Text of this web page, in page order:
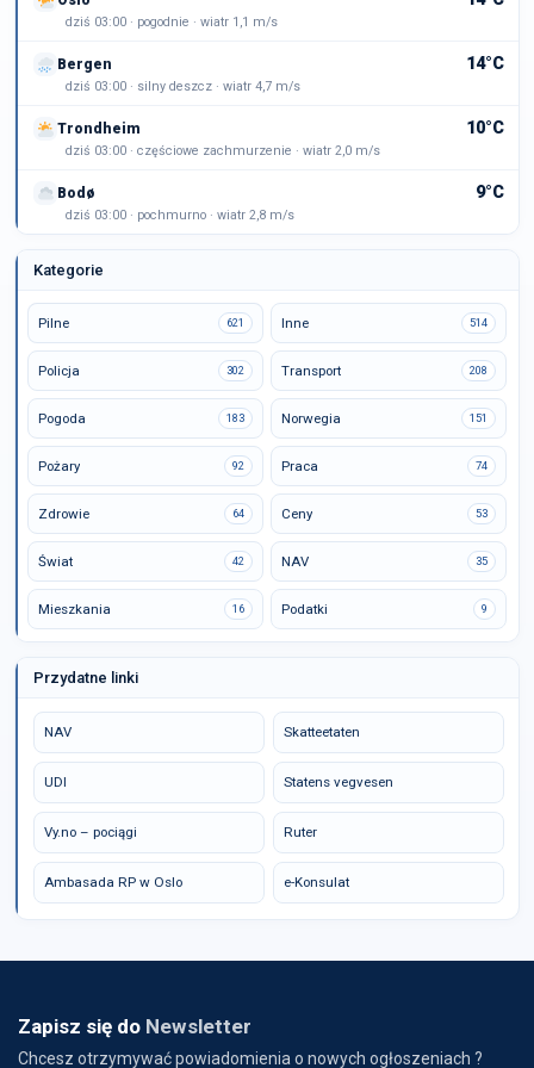
dziś 03:00 · pogodnie · wiatr 1,1 m/s
Bergen 14°C
dziś 03:00 · silny deszcz · wiatr 4,7 m/s
Trondheim 10°C
dziś 03:00 · częściowe zachmurzenie · wiatr 2,0 m/s
Bodø 9°C
dziś 03:00 · pochmurno · wiatr 2,8 m/s
Kategorie
Pilne 621 Inne 514
Policja 302 Transport 208
Pogoda 183 Norwegia 151
Pożary 92 Praca 74
Zdrowie 64 Ceny 53
Świat 42 NAV 35
Mieszkania 16 Podatki 9
Przydatne linki
NAV Skatteetaten
UDI Statens vegvesen
Vy.no – pociągi Ruter
Ambasada RP w Oslo e-Konsulat
Zapisz się do Newsletter
Chcesz otrzymywać powiadomienia o nowych ogłoszeniach ?